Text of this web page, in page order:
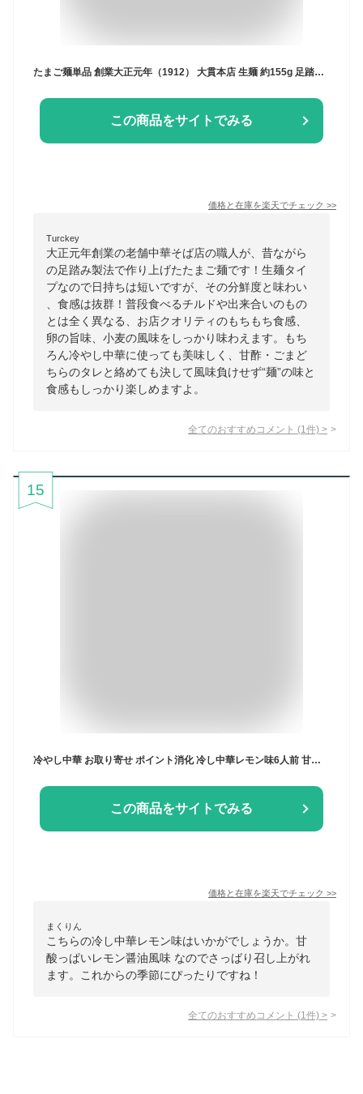
たまご麺単品 創業大正元年（1912） 大貫本店 生麺 約155g 足踏み 自家製麺 尼崎 お取り寄せ 人気 真空パック ギフト お歳暮 お中元 ご当地グルメ 替え玉 母の日 父の日
この商品をサイトでみる
価格と在庫を楽天でチェック >>
Turckey
大正元年創業の老舗中華そば店の職人が、昔ながら
の足踏み製法で作り上げたたまご麺です！生麺タイ
プなので日持ちは短いですが、その分鮮度と味わい
、食感は抜群！普段食べるチルドや出来合いのもの
とは全く異なる、お店クオリティのもちもち食感、
卵の旨味、小麦の風味をしっかり味わえます。もち
ろん冷やし中華に使っても美味しく、甘酢・ごまど
ちらのタレと絡めても決して風味負けせず“麺”の味と
食感もしっかり楽しめますよ。
全てのおすすめコメント (1 件) >
15
冷やし中華 お取り寄せ ポイント消化 冷し中華レモン味6人前 甘酸っぱいレモン醤油風味 冷麺 冷し中華 本場九州 メール便 飲食店 メニュー 贈答 ギフト 御中元 内祝 保存食 非常食 まとめ買い お試しセット 九州生麺
この商品をサイトでみる
価格と在庫を楽天でチェック >>
まくりん
こちらの冷し中華レモン味はいかがでしょうか。甘
酸っぱいレモン醤油風味 なのでさっばり召し上がれ
ます。これからの季節にぴったりですね！
全てのおすすめコメント (1 件) >